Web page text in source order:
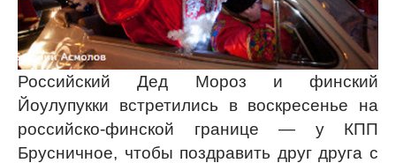
Российский Дед Мороз и финский
Йоулупукки встретились в воскресенье на
российско-финской границе — у КПП
Брусничное, чтобы поздравить друг друга с